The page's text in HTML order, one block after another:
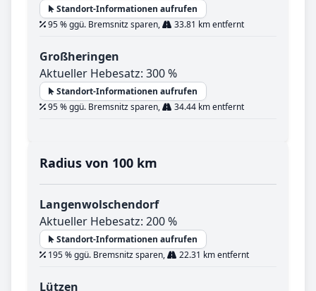
Standort-Informationen aufrufen
95 % ggü. Bremsnitz sparen,
33.81 km entfernt
Großheringen
Aktueller Hebesatz: 300 %
Standort-Informationen aufrufen
95 % ggü. Bremsnitz sparen,
34.44 km entfernt
Radius von 100 km
Langenwolschendorf
Aktueller Hebesatz: 200 %
Standort-Informationen aufrufen
195 % ggü. Bremsnitz sparen,
22.31 km entfernt
Lützen